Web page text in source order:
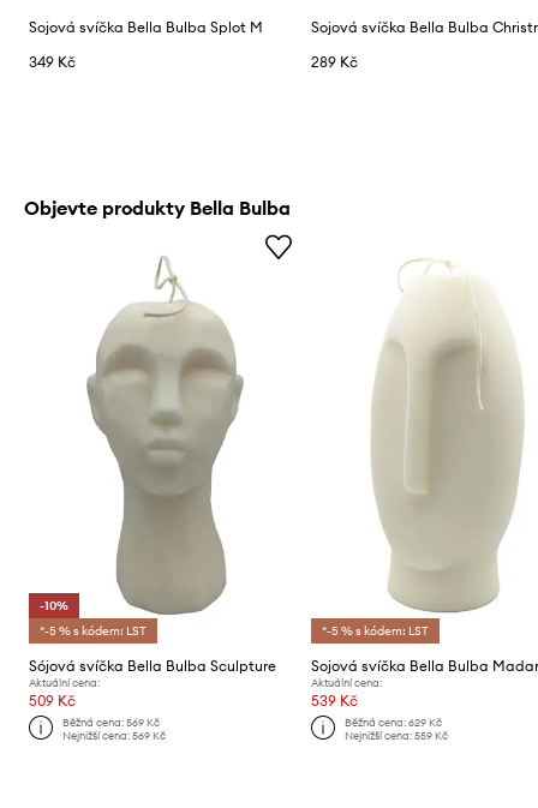
Sojová svíčka Bella Bulba Splot M
349 Kč
289 Kč
Objevte produkty Bella Bulba
-10%
*-5 % s kódem: LST
Sójová svíčka Bella Bulba Sculpture
Aktuální cena:
509 Kč
Běžná cena:569 Kč
Nejnižší cena:569 Kč
*-5 % s kódem: LST
Sojová svíčka Bella Bulba
Aktuální cena:
539 Kč
Běžná cena: 629 Kč
Nejnižší cena: 559 Kč